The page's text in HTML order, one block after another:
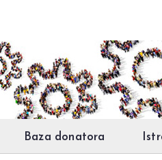
Baza donatora